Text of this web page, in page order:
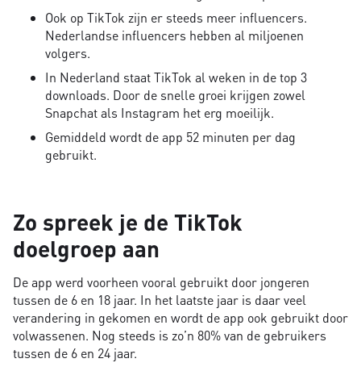
Ook op TikTok zijn er steeds meer influencers.
Nederlandse influencers hebben al miljoenen
volgers.
In Nederland staat TikTok al weken in de top 3
downloads. Door de snelle groei krijgen zowel
Snapchat als Instagram het erg moeilijk.
Gemiddeld wordt de app 52 minuten per dag
gebruikt.
Zo spreek je de TikTok
doelgroep aan
De app werd voorheen vooral gebruikt door jongeren
tussen de 6 en 18 jaar. In het laatste jaar is daar veel
verandering in gekomen en wordt de app ook gebruikt door
volwassenen. Nog steeds is zo’n 80% van de gebruikers
tussen de 6 en 24 jaar.